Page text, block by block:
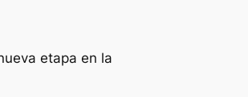
etapa en la